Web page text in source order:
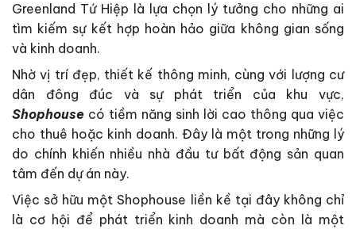
Greenland Tứ Hiệp là lựa chọn lý tưởng cho những ai
tìm kiếm sự kết hợp hoàn hảo giữa không gian sống
và kinh doanh.
Nhờ vị trí đẹp, thiết kế thông minh, cùng với lượng cư
dân đông đúc và sự phát triển của khu vực,
Shophouse có tiềm năng sinh lời cao thông qua việc
cho thuê hoặc kinh doanh. Đây là một trong những lý
do chính khiến nhiều nhà đầu tư bất động sản quan
tâm đến dự án này.
Việc sở hữu một Shophouse liền kề tại đây không chỉ
là cơ hội để phát triển kinh doanh mà còn là một